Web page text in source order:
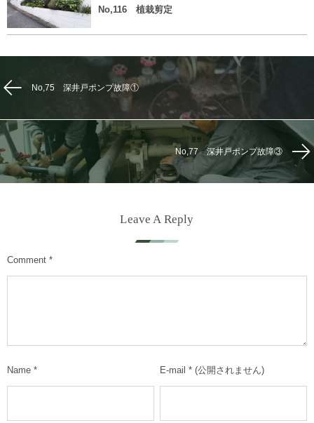
No,116 植栽剪定
No,75 深井戸ポンプ故障①
No,77 深井戸ポンプ故障③
Leave A Reply
Comment *
Name * E-mail * (公開されません)